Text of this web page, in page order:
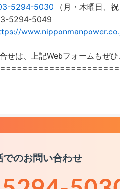
5294-5030
（月・木曜日、
5294-5049
せは、上記Webフォームもぜ
でのお問い合わせ